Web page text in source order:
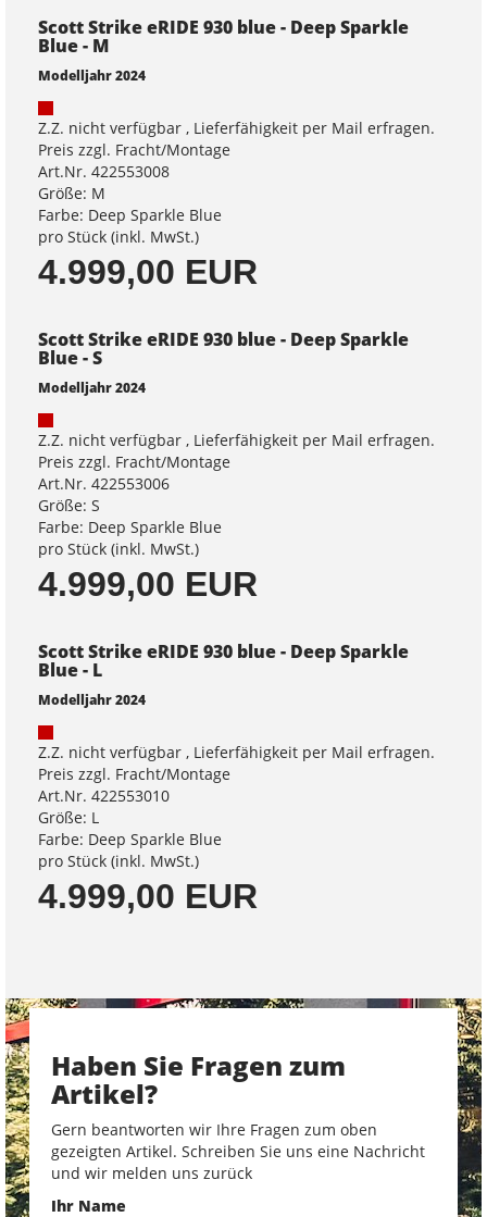
Scott Strike eRIDE 930 blue - Deep Sparkle
Blue - M
Modelljahr 2024
Z.Z. nicht verfügbar , Lieferfähigkeit per Mail erfragen.
Preis zzgl. Fracht/Montage
Art.Nr. 422553008
Größe: M
Farbe: Deep Sparkle Blue
pro Stück (inkl. MwSt.)
4.999,00 EUR
Scott Strike eRIDE 930 blue - Deep Sparkle
Blue - S
Modelljahr 2024
Z.Z. nicht verfügbar , Lieferfähigkeit per Mail erfragen.
Preis zzgl. Fracht/Montage
Art.Nr. 422553006
Größe: S
Farbe: Deep Sparkle Blue
pro Stück (inkl. MwSt.)
4.999,00 EUR
Scott Strike eRIDE 930 blue - Deep Sparkle
Blue - L
Modelljahr 2024
Z.Z. nicht verfügbar , Lieferfähigkeit per Mail erfragen.
Preis zzgl. Fracht/Montage
Art.Nr. 422553010
Größe: L
Farbe: Deep Sparkle Blue
pro Stück (inkl. MwSt.)
4.999,00 EUR
Haben Sie Fragen zum
Artikel?
Gern beantworten wir Ihre Fragen zum oben
gezeigten Artikel. Schreiben Sie uns eine Nachricht
und wir melden uns zurück
Ihr Name